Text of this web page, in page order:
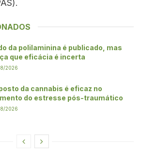
da polilaminina é publicado, mas
que eficácia é incerta
2026
da cannabis é eficaz no
do estresse pós-traumático
2026